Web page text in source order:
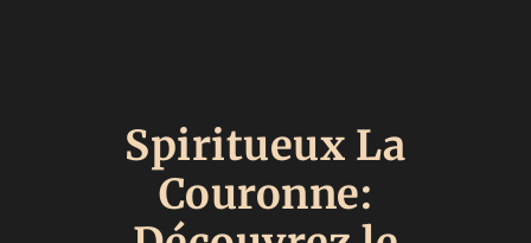
Spiritueux La
Couronne: